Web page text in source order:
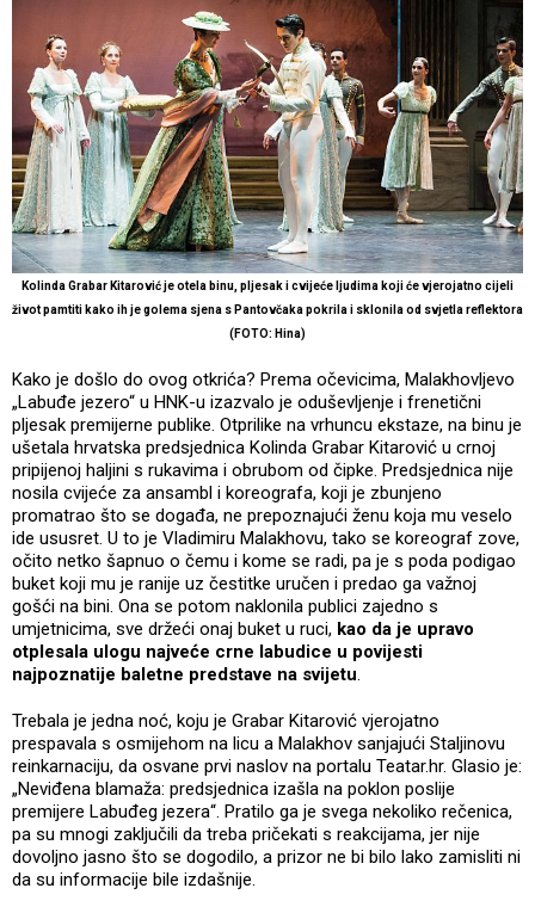
Kolinda Grabar Kitarović je otela binu, pljesak i cvijeće ljudima koji će vjerojatno cijeli
život pamtiti kako ih je golema sjena s Pantovčaka pokrila i sklonila od svjetla reflektora
(FOTO: Hina)
Kako je došlo do ovog otkrića? Prema očevicima, Malakhovljevo
„Labuđe jezero“ u HNK-u izazvalo je oduševljenje i frenetični
pljesak premijerne publike. Otprilike na vrhuncu ekstaze, na binu je
ušetala hrvatska predsjednica Kolinda Grabar Kitarović u crnoj
pripijenoj haljini s rukavima i obrubom od čipke. Predsjednica nije
nosila cvijeće za ansambl i koreografa, koji je zbunjeno
promatrao što se događa, ne prepoznajući ženu koja mu veselo
ide ususret. U to je Vladimiru Malakhovu, tako se koreograf zove,
očito netko šapnuo o čemu i kome se radi, pa je s poda podigao
buket koji mu je ranije uz čestitke uručen i predao ga važnoj
gošći na bini. Ona se potom naklonila publici zajedno s
umjetnicima, sve držeći onaj buket u ruci, kao da je upravo
otplesala ulogu najveće crne labudice u povijesti
najpoznatije baletne predstave na svijetu.
Trebala je jedna noć, koju je Grabar Kitarović vjerojatno
prespavala s osmijehom na licu a Malakhov sanjajući Staljinovu
reinkarnaciju, da osvane prvi naslov na portalu Teatar.hr. Glasio je:
„Neviđena blamaža: predsjednica izašla na poklon poslije
premijere Labuđeg jezera“. Pratilo ga je svega nekoliko rečenica,
pa su mnogi zaključili da treba pričekati s reakcijama, jer nije
dovoljno jasno što se dogodilo, a prizor ne bi bilo lako zamisliti ni
da su informacije bile izdašnije.